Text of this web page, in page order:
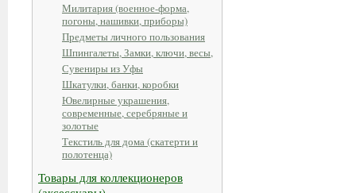
Милитария (военное-форма,
погоны, нашивки, приборы)
Предметы личного пользования
Шпингалеты, Замки, ключи, весы,
Сувениры из Уфы
Шкатулки, банки, коробки
Ювелирные украшения,
современные, серебряные и
золотые
Текстиль для дома (скатерти и
полотенца)
Товары для коллекционеров